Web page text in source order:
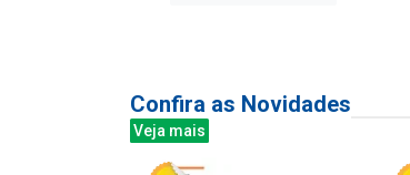
Confira as Novidades
Veja mais